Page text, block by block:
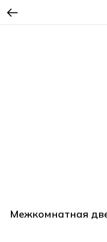
Межкомнатная